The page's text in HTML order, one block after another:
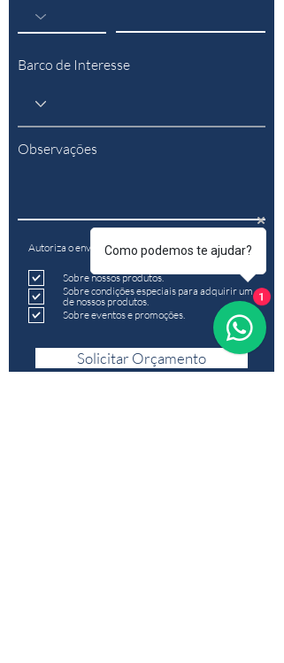
Barco de Interesse
Observações
Autoriza o envio e-mails informativos?
Sobre nossos produtos.
Sobre condições especiais para adquirir um
de nossos produtos.
Sobre eventos e promoções.
Solicitar Orçamento
Como podemos te ajudar?
1